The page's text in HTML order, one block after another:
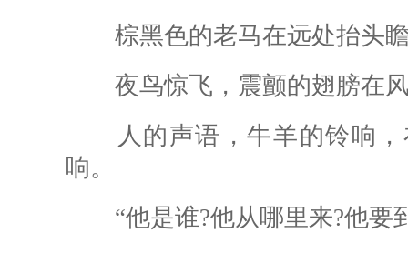
棕黑色的老马在远处抬头
夜鸟惊飞，震颤的翅膀在风
人的声语，牛羊的铃响，
响。
“他是谁?他从哪里来?他要